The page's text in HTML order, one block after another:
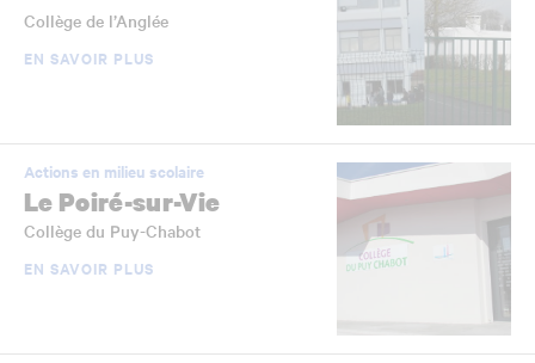
Collège de l’Anglée
EN SAVOIR PLUS
Actions en milieu scolaire
Le Poiré-sur-Vie
Collège du Puy-Chabot
EN SAVOIR PLUS